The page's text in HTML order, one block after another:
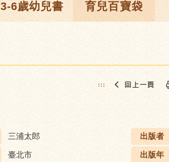
3-6歲幼兒書 育兒百寶袋
::: 回上一頁
三浦太郎 出版者
臺北市 出版年